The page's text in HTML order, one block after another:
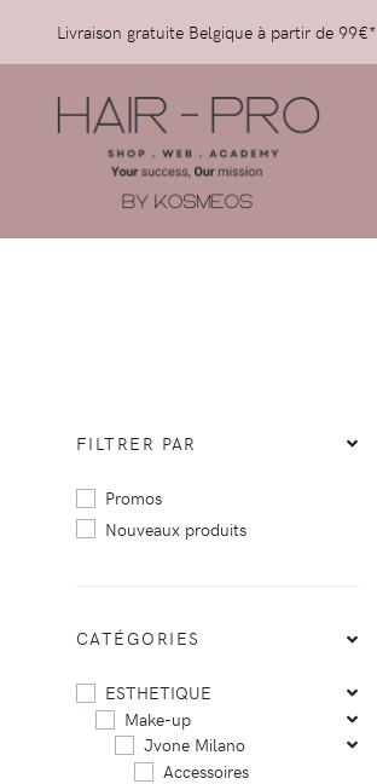
Livraison gratuite Belgique à partir de 99€*
FILTRER PAR
Promos
Nouveaux produits
CATÉGORIES
ESTHETIQUE
Make-up
Jvone Milano
Accessoires